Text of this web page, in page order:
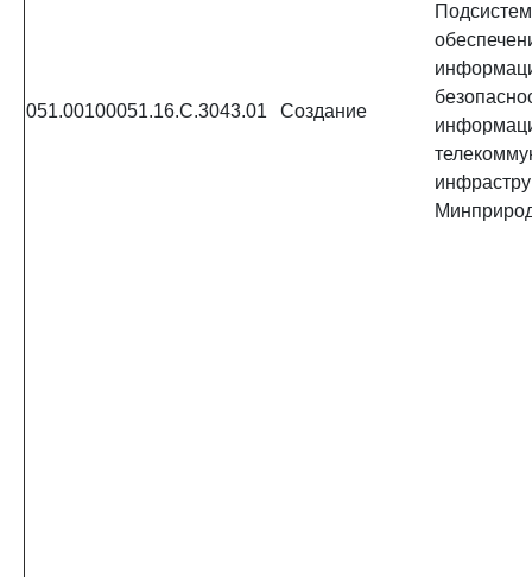
051.00100051.16.С.3043.01 Создание